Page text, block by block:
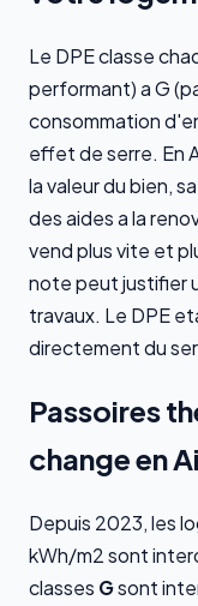
Le DPE classe
performant) a G
consommation
effet de serre. En
la valeur du bien,
des aides a la
vend plus vite et
note peut justifier
travaux. Le DPE
directement du
Passoires
change en
Depuis 2023, les
kWh/m2 sont
classes Gsont